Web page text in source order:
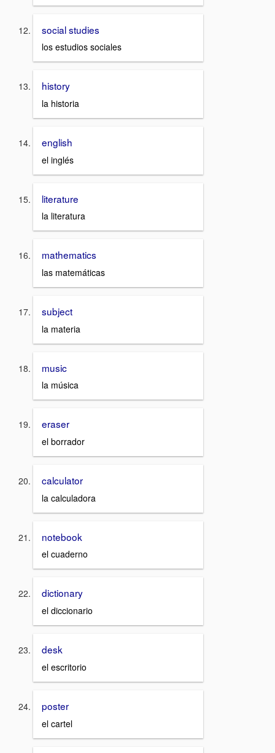
social studies
los estudios sociales
history
la historia
english
el inglés
literature
la literatura
mathematics
las matemáticas
subject
la materia
music
la música
eraser
el borrador
calculator
la calculadora
notebook
el cuaderno
dictionary
el diccionario
desk
el escritorio
poster
el cartel